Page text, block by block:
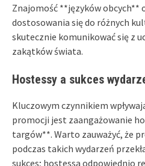
Znajomość **języków obcych**
dostosowania się do różnych
skutecznie komunikować się z
zakątków świata.
Hostessy a sukces
Kluczowym czynnikiem
promocji jest zaangażowanie
targów**. Warto zauważyć, że
podczas takich wydarzeń
sukces; hostessa odpowiednio